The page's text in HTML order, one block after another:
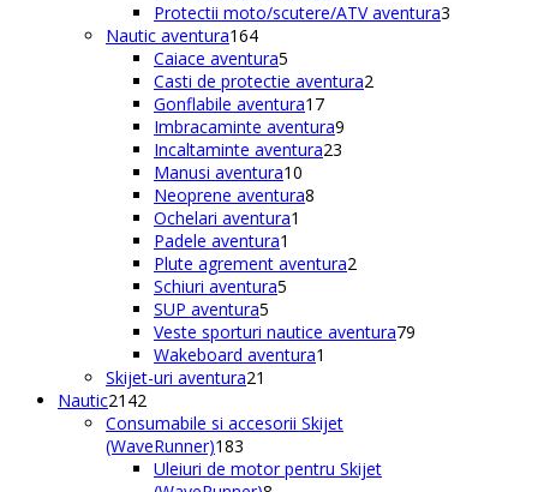
produs
Protectii moto/scutere/ATV aventura3
Nautic aventura164164
de
produse
Caiace aventura5
produse
Casti de protectie aventura2
Gonflabile aventura1717
produse
Imbracaminte aventura9
Incaltaminte aventura23
Manusi aventura10
produse
Neoprene aventura8
Ochelari aventura1
Padele aventura1
produs
Plute agrement aventura2
Schiuri aventura5
SUP aventura5
produse
Veste sporturi nautice aventura79
Wakeboard aventura1
Skijet-uri aventura21
produse
Nautic2142
de
produse
Consumabile si accesorii Skijet
(WaveRunner)183
de
Uleiuri de motor pentru Skijet